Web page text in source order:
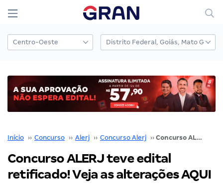
Início ›› Concurso ›› Alerj ›› Concurso Alerj ›› Concurso ALERJ teve edital retificado! Veja as alterações AQUI
Concurso ALERJ teve edital
retificado! Veja as alterações AQUI